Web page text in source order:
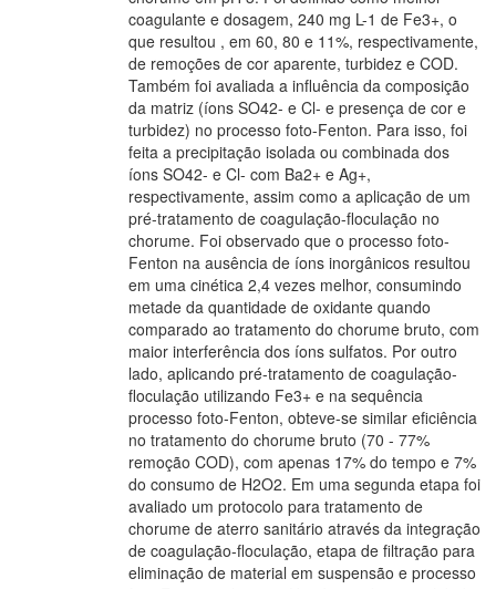
coagulante e dosagem, 240 mg L-1 de Fe3+, o
que resultou , em 60, 80 e 11%, respectivamente,
de remoções de cor aparente, turbidez e COD.
Também foi avaliada a influência da composição
da matriz (íons SO42- e Cl- e presença de cor e
turbidez) no processo foto-Fenton. Para isso, foi
feita a precipitação isolada ou combinada dos
íons SO42- e Cl- com Ba2+ e Ag+,
respectivamente, assim como a aplicação de um
pré-tratamento de coagulação-floculação no
chorume. Foi observado que o processo foto-
Fenton na ausência de íons inorgânicos resultou
em uma cinética 2,4 vezes melhor, consumindo
metade da quantidade de oxidante quando
comparado ao tratamento do chorume bruto, com
maior interferência dos íons sulfatos. Por outro
lado, aplicando pré-tratamento de coagulação-
floculação utilizando Fe3+ e na sequência
processo foto-Fenton, obteve-se similar eficiência
no tratamento do chorume bruto (70 - 77%
remoção COD), com apenas 17% do tempo e 7%
do consumo de H2O2. Em uma segunda etapa foi
avaliado um protocolo para tratamento de
chorume de aterro sanitário através da integração
de coagulação-floculação, etapa de filtração para
eliminação de material em suspensão e processo